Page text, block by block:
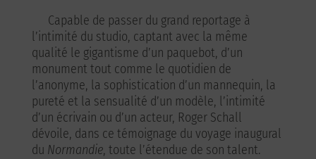
Capable de passer du grand reportage à
l’intimité du studio, captant avec la même
qualité le gigantisme d’un paquebot, d’un
monument tout comme le quotidien de
l’anonyme, la sophistication d’un mannequin, la
pureté et la sensualité d’un modèle, l’intimité
d’un écrivain ou d’un acteur, Roger Schall
dévoile, dans ce témoignage du voyage inaugural
du Normandie, toute l’étendue de son talent.